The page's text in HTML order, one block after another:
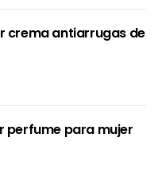
crema antiarrugas de
perfume para mujer